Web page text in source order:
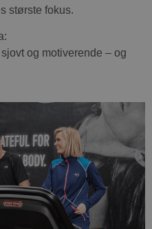
største fokus.
og motiverende – og